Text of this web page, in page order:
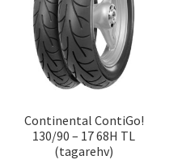
Continental ContiGo!
130/90 – 17 68H TL
(tagarehv)